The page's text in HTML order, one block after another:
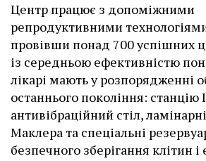
Центр працює з допоміжними
репродуктивними
провівши понад 700 успішних
із середньою ефективністю
лікарі мають у розпорядженні
останнього покоління: станцію
антивібраційний стіл,
Маклера та спеціальні
безпечного зберігання клітин і